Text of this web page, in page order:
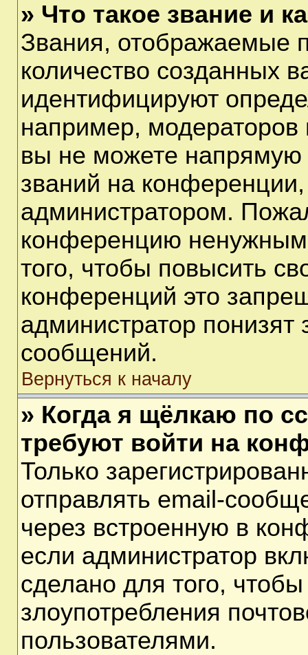
» Что такое звание и
Звания, отображаемые
количество созданных
идентифицируют
например,
вы не можете напрямую
званий на
администратором.
конференцию
того, чтобы повысить
конференций это
администратор понизят
сообщений.
Вернуться к началу
» Когда я щёлкаю по
требуют войти на
Только
отправлять email-
через встроенную в
если администратор
сделано для того,
злоупотребления
пользователями.